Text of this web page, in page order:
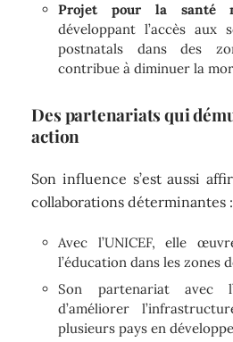
Projet pour la santé
développant l’accès aux
postnatals dans des
contribue à diminuer la
Des partenariats qui
action
Son influence s’est aussi
collaborations déterminantes :
Avec l’UNICEF, elle
l’éducation dans les zones
Son partenariat avec
d’améliorer
plusieurs pays en